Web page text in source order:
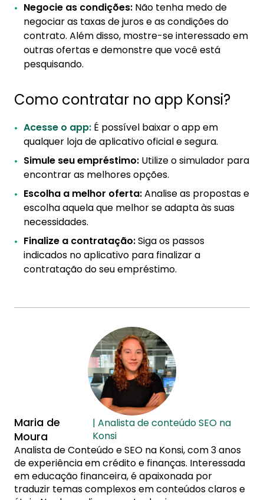
Negocie as condições: Não tenha medo de
negociar as taxas de juros e as condições do
contrato. Além disso, mostre-se interessado em
outras ofertas e demonstre que você está
pesquisando.
Como contratar no app Konsi?
Acesse o app: É possível baixar o app em
qualquer loja de aplicativo oficial e segura.
Simule seu empréstimo: Utilize o simulador para
encontrar as melhores opções.
Escolha a melhor oferta:Analise as propostas e
escolha aquela que melhor se adapta às suas
necessidades.
Finalize a contratação:Siga os passos
indicados no aplicativo para finalizar a
contratação do seu empréstimo.
Maria de
Moura
| Analista de conteúdo SEO na
Konsi
Analista de Conteúdo e SEO na Konsi, com 3 anos
de experiência em crédito e finanças. Interessada
em educação financeira, é apaixonada por
traduzir temas complexos em conteúdos claros e